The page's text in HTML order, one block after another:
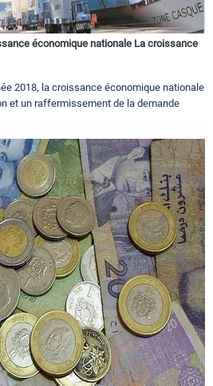
économique nationale La croissance
2018, la croissance économique nationale
et un raffermissement de la demande